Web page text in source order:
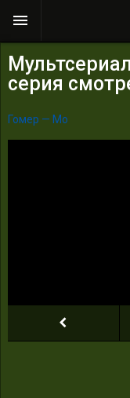
серия
Гомер — Мо